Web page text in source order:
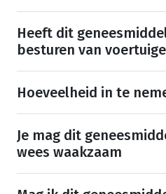
Heeft dit
besturen van
Hoeveelheid in te
Je mag dit
wees waakzaam